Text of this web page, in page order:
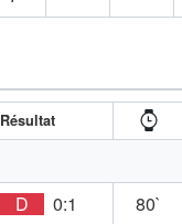
Résultat
D 0:1
80`